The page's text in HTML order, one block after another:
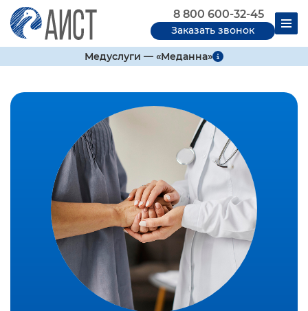
8 800 600-32-45
Заказать звонок
Медуслуги — «Меданна»